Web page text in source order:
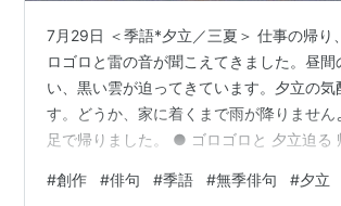
7月29日 ＜季語*夕立／三夏＞ 仕事の帰り
ロゴロと雷の音が聞こえてきました。昼間
い、黒い雲が迫ってきています。夕立の気
す。どうか、家に着くまで雨が降りません
足で帰りました。 ● ゴロゴロと 夕立迫る
------------------------------- instagram ＜
#創作 #俳句 #季語 #無季俳句 #夕立